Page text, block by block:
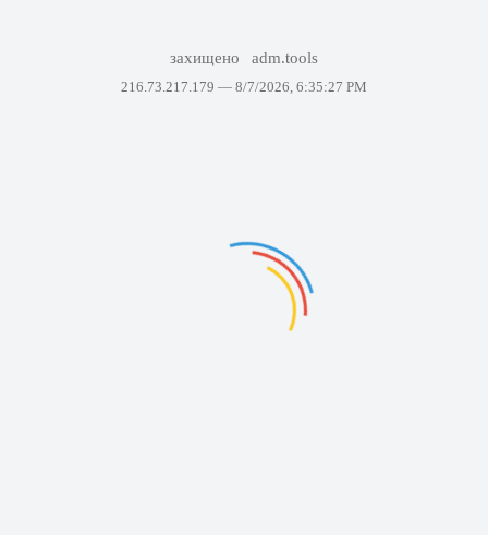
захищено adm.tools
216.73.217.179 — 8/7/2026, 6:35:27 PM